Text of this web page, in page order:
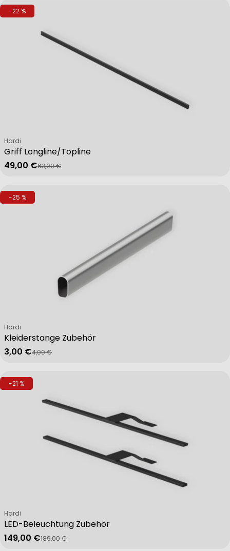
-22 %
Griff Longline/Topline
Verkäufer:
Hardi
Verkaufspreis
49,00 €
Regulärer Preis
63,00 €
-25 %
Kleiderstange Zubehör
Verkäufer:
Hardi
Verkaufspreis
3,00 €
Regulärer Preis
4,00 €
-21 %
LED-Beleuchtung Zubehör
Verkäufer:
Hardi
Verkaufspreis
149,00 €
Regulärer Preis
189,00 €